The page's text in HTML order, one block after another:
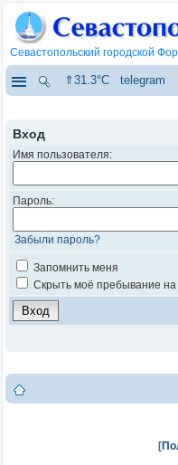
Севастопольский городской
⇑31.3°C telegram
Вход
Имя пользователя:
Пароль:
Забыли пароль?
Запомнить меня
Скрыть моё пребывание на
[